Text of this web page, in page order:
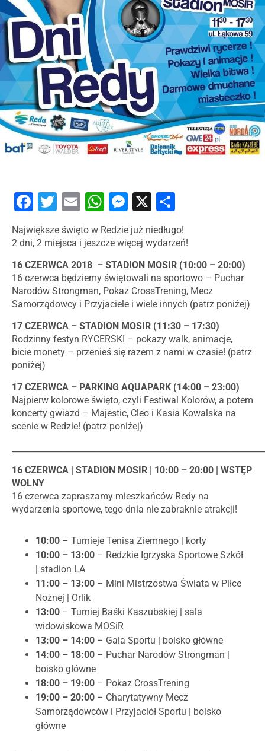
Facebook
Twitter
EmailWhatsApp
Messenger
X
Największe święto w Redzie już niedługo!
2 dni, 2 miejsca i jeszcze więcej wydarzeń!
16 CZERWCA 2018 – STADION MOSIR (10:00 – 20:00)
16 czerwca będziemy świętowali na sportowo – Puchar
Narodów Strongman, Pokaz CrossTrening, Mecz
Samorządowcy i Przyjaciele i wiele innych (patrz poniżej)
17 CZERWCA – STADION MOSIR (11:30 – 17:30)
Rodzinny festyn RYCERSKI – pokazy walk, animacje,
bicie monety – przenieś się razem z nami w czasie! (patrz
poniżej)
17 CZERWCA – PARKING AQUAPARK (14:00 – 23:00)
Najpierw kolorowe święto, czyli Festiwal Kolorów, a potem
koncerty gwiazd – Majestic, Cleo i Kasia Kowalska na
scenie w Redzie! (patrz poniżej)
16 CZERWCA | STADION MOSIR | 10:00 – 20:00 | WSTĘP
WOLNY
16 czerwca zapraszamy mieszkańców Redy na
wydarzenia sportowe, tego dnia nie zabraknie atrakcji!
10:00 – Turnieje Tenisa Ziemnego | korty
10:00 – 13:00 – Redzkie Igrzyska Sportowe Szkół
| stadion LA
11:00 – 13:00 – Mini Mistrzostwa Świata w Piłce
Nożnej | Orlik
13:00 – Turniej Baśki Kaszubskiej | sala
widowiskowa MOSiR
13:00 – 14:00 – Gala Sportu | boisko główne
14:00 – 18:00 – Puchar Narodów Strongman |
boisko główne
18:00 – 19:00 – Pokaz CrossTrening
19:00 – 20:00 – Charytatywny Mecz
Samorządowców i Przyjaciół Sportu | boisko
główne